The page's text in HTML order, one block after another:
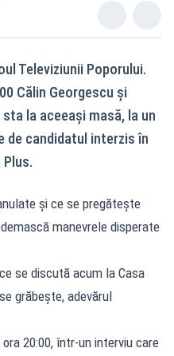
Televiziunii Poporului.
Călin Georgescu și
la aceeași masă, la un
de candidatul interzis în
și ce se pregătește
manevrele disperate
se discută acum la Casa
grăbește, adevărul
20:00, într-un interviu care